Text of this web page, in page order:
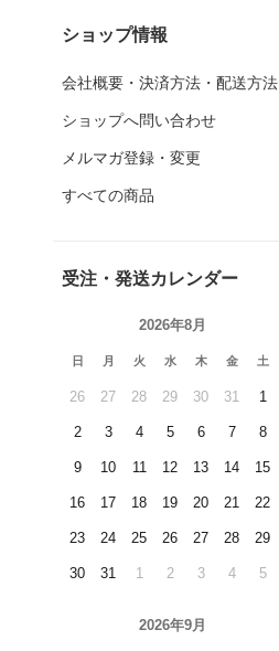
ショップ情報
会社概要・決済方法・配送方法
ショップへ問い合わせ
メルマガ登録・変更
すべての商品
受注・発送カレンダー
2026年8月
日 月 火 水 木 金 土
26 27 28 29 30 31 1
2 3 4 5 6 7 8
9 10 11 12 13 14 15
16 17 18 19 20 21 22
23 24 25 26 27 28 29
30 31 1 2 3 4 5
2026年9月